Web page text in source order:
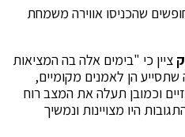
שהכניסו אווירה משמחת
ציין כי "בימים אלה בה המציאות
שתסייע הן לאמנים מקומיים,
וכמובן תעלה את המצב רוח
היו מצויינות ונמשיך